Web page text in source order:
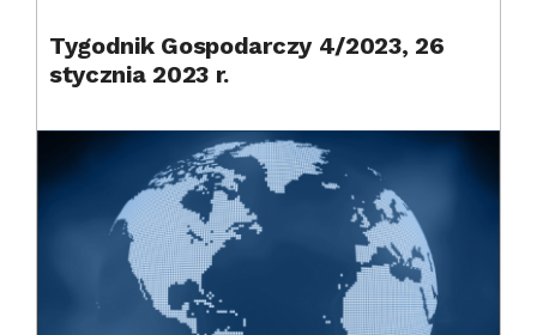
Tygodnik Gospodarczy 4/2023, 26
stycznia 2023 r.